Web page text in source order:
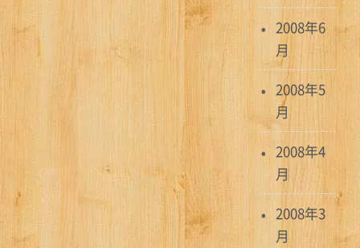
2008年6
月
2008年5
月
2008年4
月
2008年3
月